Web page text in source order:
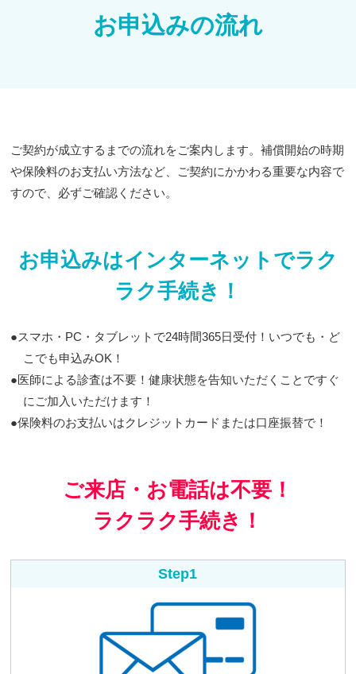
お申込みの流れ
ご契約が成立するまでの流れをご案内します。補償開始の時期
や保険料のお支払い方法など、ご契約にかかわる重要な内容で
すので、必ずご確認ください。
お申込みはインターネットでラク
ラク手続き！
●スマホ・PC・タブレットで24時間365日受付！いつでも・ど
こでも申込みOK！
●医師による診査は不要！健康状態を告知いただくことですぐ
にご加入いただけます！
●保険料のお支払いはクレジットカードまたは口座振替で！
ご来店・お電話は不要！
ラクラク手続き！
Step1